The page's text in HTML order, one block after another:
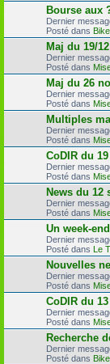
Bourse aux
Dernier
Posté dans
Maj du 19/12
Dernier
Posté dans
Maj du 26
Dernier
Posté dans
Multiples
Dernier
Posté dans
CoDIR du
Dernier
Posté dans
News du 12
Dernier
Posté dans
Un week-
Dernier
Posté dans Le
Nouvelles
Dernier
Posté dans
CoDIR du
Dernier
Posté dans
Recherche
Dernier
Posté dans